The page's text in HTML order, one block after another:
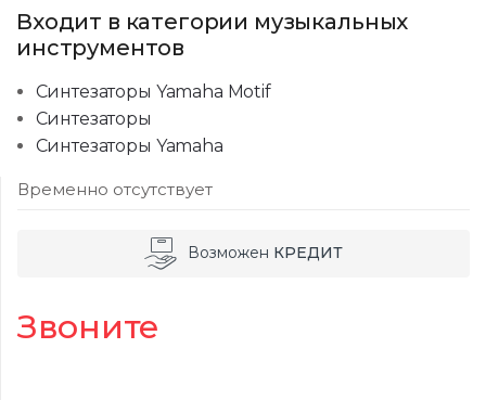
Входит в категории музыкальных
инструментов
Синтезаторы Yamaha Motif
Синтезаторы
Синтезаторы Yamaha
Временно отсутствует
Возможен КРЕДИТ
Звоните